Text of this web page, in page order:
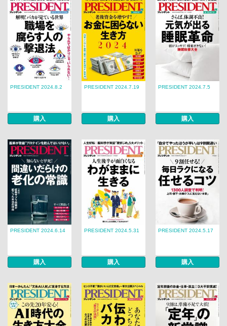
PRESIDENT 2024.8.2
購入
PRESIDENT 2024.7.19
購入
PRESIDENT 2024.7.5
購入
PRESIDENT 2024.6.14
購入
PRESIDENT 2024.5.31
購入
PRESIDENT 2024.5.17
購入